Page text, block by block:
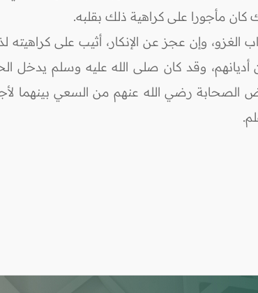
مأجورا على كراهية ذلك بقلبه.
وإن عجز عن الإنكار، أثيب على كراهيته
وقد كان صلى الله عليه وسلم يدخل
رضي الله عنهم من السعي بينهما